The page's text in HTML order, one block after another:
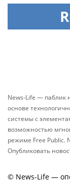
News-Life — паблик
основе
системы с
возможностью
режиме Free Public.
Опубликовать
© News-Life —